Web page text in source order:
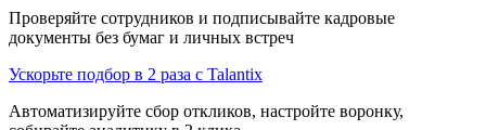
Проверяйте сотрудников и подписывайте кадровые
документы без бумаг и личных встреч
Ускорьте подбор в 2 раза с Talantix
Автоматизируйте сбор откликов, настройте воронку,